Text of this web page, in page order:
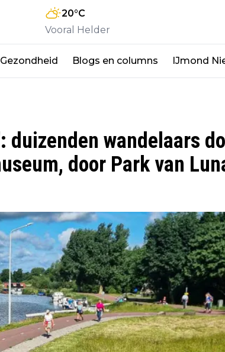
20°C
Vooral Helder
Gezondheid Blogs en columns IJmond
duizenden wandelaars
door Park van